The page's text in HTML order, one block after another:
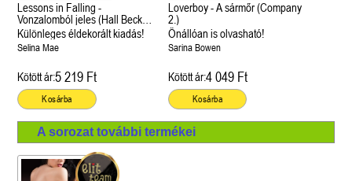
Lessons in Falling -
Vonzalomból jeles (Hall Beck
University 3.)
Különleges éldekorált kiadás!
Selina Mae
Kötött ár:5 219 Ft
Kosárba
Loverboy - A sármőr (Company
2.)
Önállóan is olvasható!
Sarina Bowen
Kötött ár:4 049 Ft
Kosárba
A sorozat további termékei